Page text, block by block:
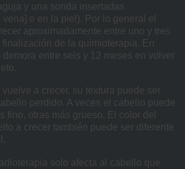
y una sonda insertadas
o en la piel). Por lo general el
aproximadamente entre uno y tres
de la quimioterapia. En
entre seis y 12 meses en volver
a crecer, su textura puede ser
perdido. A veces el cabello puede
fino, otras más grueso. El color del
a crecer también puede ser diferente
solo afecta al cabello que